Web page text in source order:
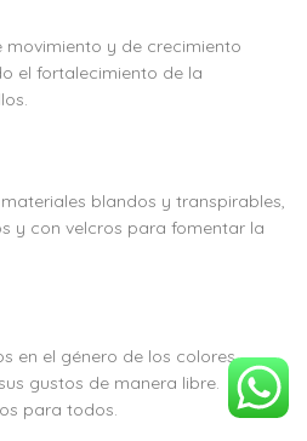
y de crecimiento
el fortalecimiento de la
blandos y transpirables,
y con velcros para fomentar la
en el género de los colores.
gustos de manera libre.
para todos.